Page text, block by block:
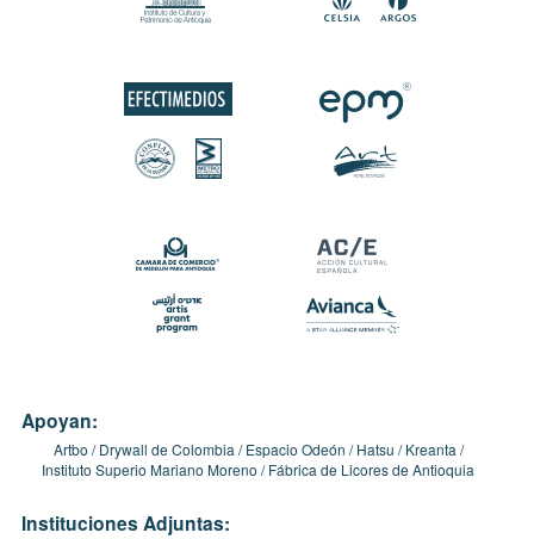
Apoyan:
Artbo Drywall de Colombia Espacio Odeón Hatsu
Kreanta
Instituto Superio Mariano Moreno
Fábrica de Licores de Antioquia
Instituciones Adjuntas: